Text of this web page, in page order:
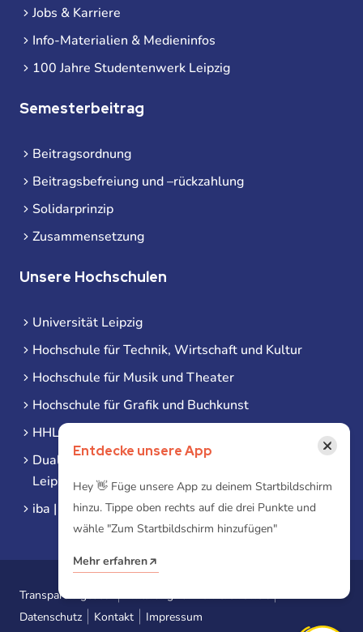
Jobs & Karriere
Info-Materialien & Medieninfos
100 Jahre Studentenwerk Leipzig
Semesterbeitrag
Beitragsordnung
Beitragsbefreiung und –rückzahlung
Solidarprinzip
Zusammensetzung
Unsere Hochschulen
Universität Leipzig
Hochschule für Technik, Wirtschaft und Kultur
Hochschule für Musik und Theater
Hochschule für Grafik und Buchkunst
HHL Leipzig
Duale Hochschule Sachsen (DHSN) am Standort
Leipzig
iba | Campus Leipzig
Transparenzgesetz
Datenschutz
Kontakt Impressum
Entdecke unsere App ×
Hey 👋 Füge unsere App zu deinem Startbildschirm
hinzu. Tippe oben rechts auf die drei Punkte und
wähle "Zum Startbildschirm hinzufügen"
Mehr erfahren